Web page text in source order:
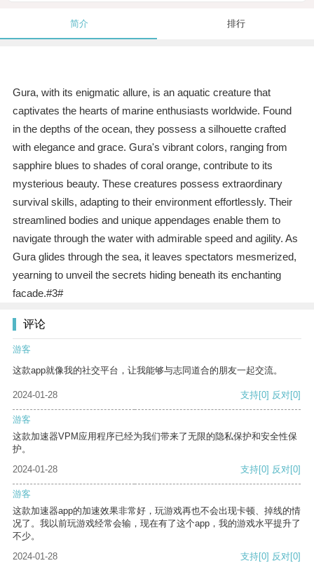
简介 排行
Gura, with its enigmatic allure, is an aquatic creature that
captivates the hearts of marine enthusiasts worldwide. Found
in the depths of the ocean, they possess a silhouette crafted
with elegance and grace. Gura's vibrant colors, ranging from
sapphire blues to shades of coral orange, contribute to its
mysterious beauty. These creatures possess extraordinary
survival skills, adapting to their environment effortlessly. Their
streamlined bodies and unique appendages enable them to
navigate through the water with admirable speed and agility. As
Gura glides through the sea, it leaves spectators mesmerized,
yearning to unveil the secrets hiding beneath its enchanting
facade.#3#
评论
游客
这款app就像我的社交平台，让我能够与志同道合的朋友一起交流。
2024-01-28 支持[0] 反对[0]
游客
这款加速器VPM应用程序已经为我们带来了无限的隐私保护和安全性保
护。
2024-01-28
支持[0] 反对[0]
游客
这款加速器app的加速效果非常好，玩游戏再也不会出现卡顿、掉线的情
况了。我以前玩游戏经常会输，现在有了这个app，我的游戏水平提升了
不少。
2024-01-28
支持[0] 反对[0]